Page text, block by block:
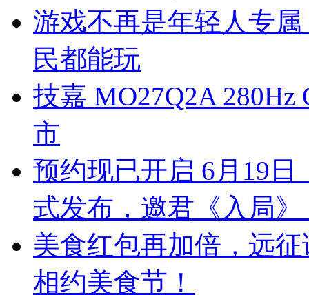
游戏不再是年轻人专
民都能玩
技嘉 MO27Q2A
市
预约现已开启 6月19
式发布，邀君《入局》
美食红包再加倍，远
相约美食节！